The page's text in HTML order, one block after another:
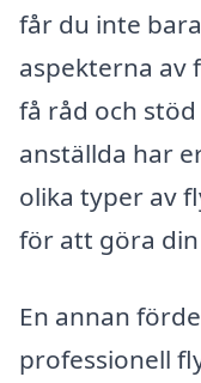
får du inte
aspekterna av
få råd och
anställda har
olika typer av
för att göra
En annan
professionell